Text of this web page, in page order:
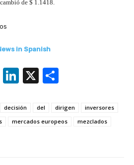
de $ 1.1418.
in Spanish
R
d
di
Li
k
e
X
ar
e
decisión del dirigen
inversores
mercados europeos
mezclados